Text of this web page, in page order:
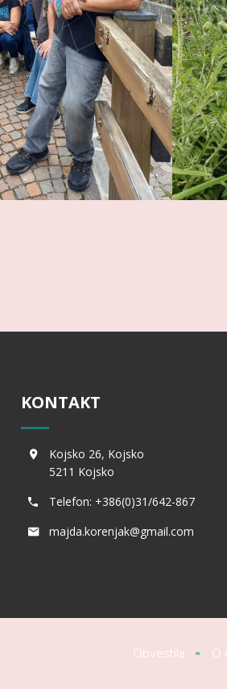
KONTAKT
Kojsko 26, Kojsko
5211 Kojsko
Telefon: +386(0)31/642-867
majda.korenjak@gmail.com
Obvestila O